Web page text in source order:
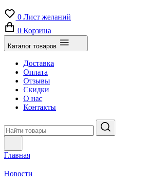
0 Лист желаний
0 Корзина
Каталог товаров
Доставка
Оплата
Отзывы
Скидки
О нас
Контакты
Главная
Новости